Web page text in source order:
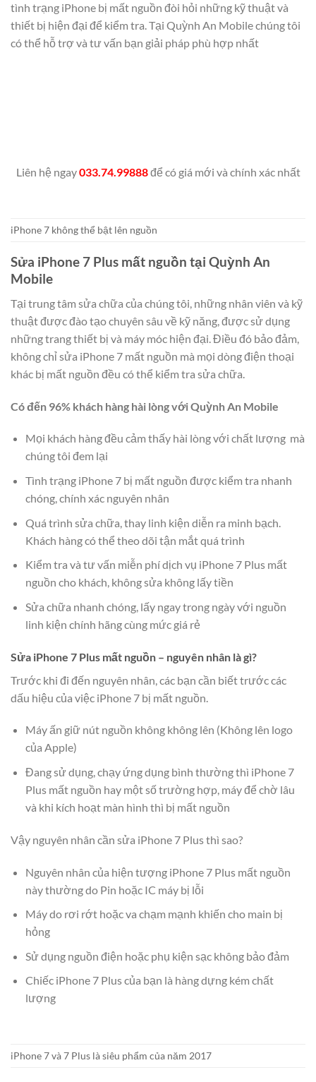
tình trạng iPhone bị mất nguồn đòi hỏi những kỹ thuật và
thiết bị hiện đại để kiểm tra. Tại Quỳnh An Mobile chúng tôi
có thể hỗ trợ và tư vấn bạn giải pháp phù hợp nhất
Liên hệ ngay033.74.99888để có giá mới và chính xác nhất
iPhone 7 không thể bật lên nguồn
Sửa iPhone 7 Plus mất nguồn tại Quỳnh An
Mobile
Tại trung tâm sửa chữa của chúng tôi, những nhân viên và kỹ
thuật được đào tạo chuyên sâu về kỹ năng, được sử dụng
những trang thiết bị và máy móc hiện đại. Điều đó bảo đảm,
không chỉ sửa iPhone 7 mất nguồn mà mọi dòng điện thoại
khác bị mất nguồn đều có thể kiểm tra sửa chữa.
Có đến 96% khách hàng hài lòng với Quỳnh An Mobile
Mọi khách hàng đều cảm thấy hài lòng với chất lượng mà
chúng tôi đem lại
Tình trạng iPhone 7 bị mất nguồn được kiểm tra nhanh
chóng, chính xác nguyên nhân
Quá trình sửa chữa, thay linh kiện diễn ra minh bạch.
Khách hàng có thể theo dõi tận mắt quá trình
Kiểm tra và tư vấn miễn phí dịch vụ iPhone 7 Plus mất
nguồn cho khách, không sửa không lấy tiền
Sửa chữa nhanh chóng, lấy ngay trong ngày với nguồn
linh kiện chính hãng cùng mức giá rẻ
Sửa iPhone 7 Plus mất nguồn – nguyên nhân là gì?
Trước khi đi đến nguyên nhân, các bạn cần biết trước các
dấu hiệu của việc iPhone 7 bị mất nguồn.
Máy ấn giữ nút nguồn không không lên (Không lên logo
của Apple)
Đang sử dụng, chạy ứng dụng bình thường thì iPhone 7
Plus mất nguồn hay một số trường hợp, máy để chờ lâu
và khi kích hoạt màn hình thì bị mất nguồn
Vậy nguyên nhân cần sửa iPhone 7 Plus thì sao?
Nguyên nhân của hiện tượng iPhone 7 Plus mất nguồn
này thường do Pin hoặc IC máy bị lỗi
Máy do rơi rớt hoặc va chạm mạnh khiến cho main bị
hỏng
Sử dụng nguồn điện hoặc phụ kiện sạc không bảo đảm
Chiếc iPhone 7 Plus của bạn là hàng dựng kém chất
lượng
iPhone 7 và 7 Plus là siêu phẩm của năm 2017